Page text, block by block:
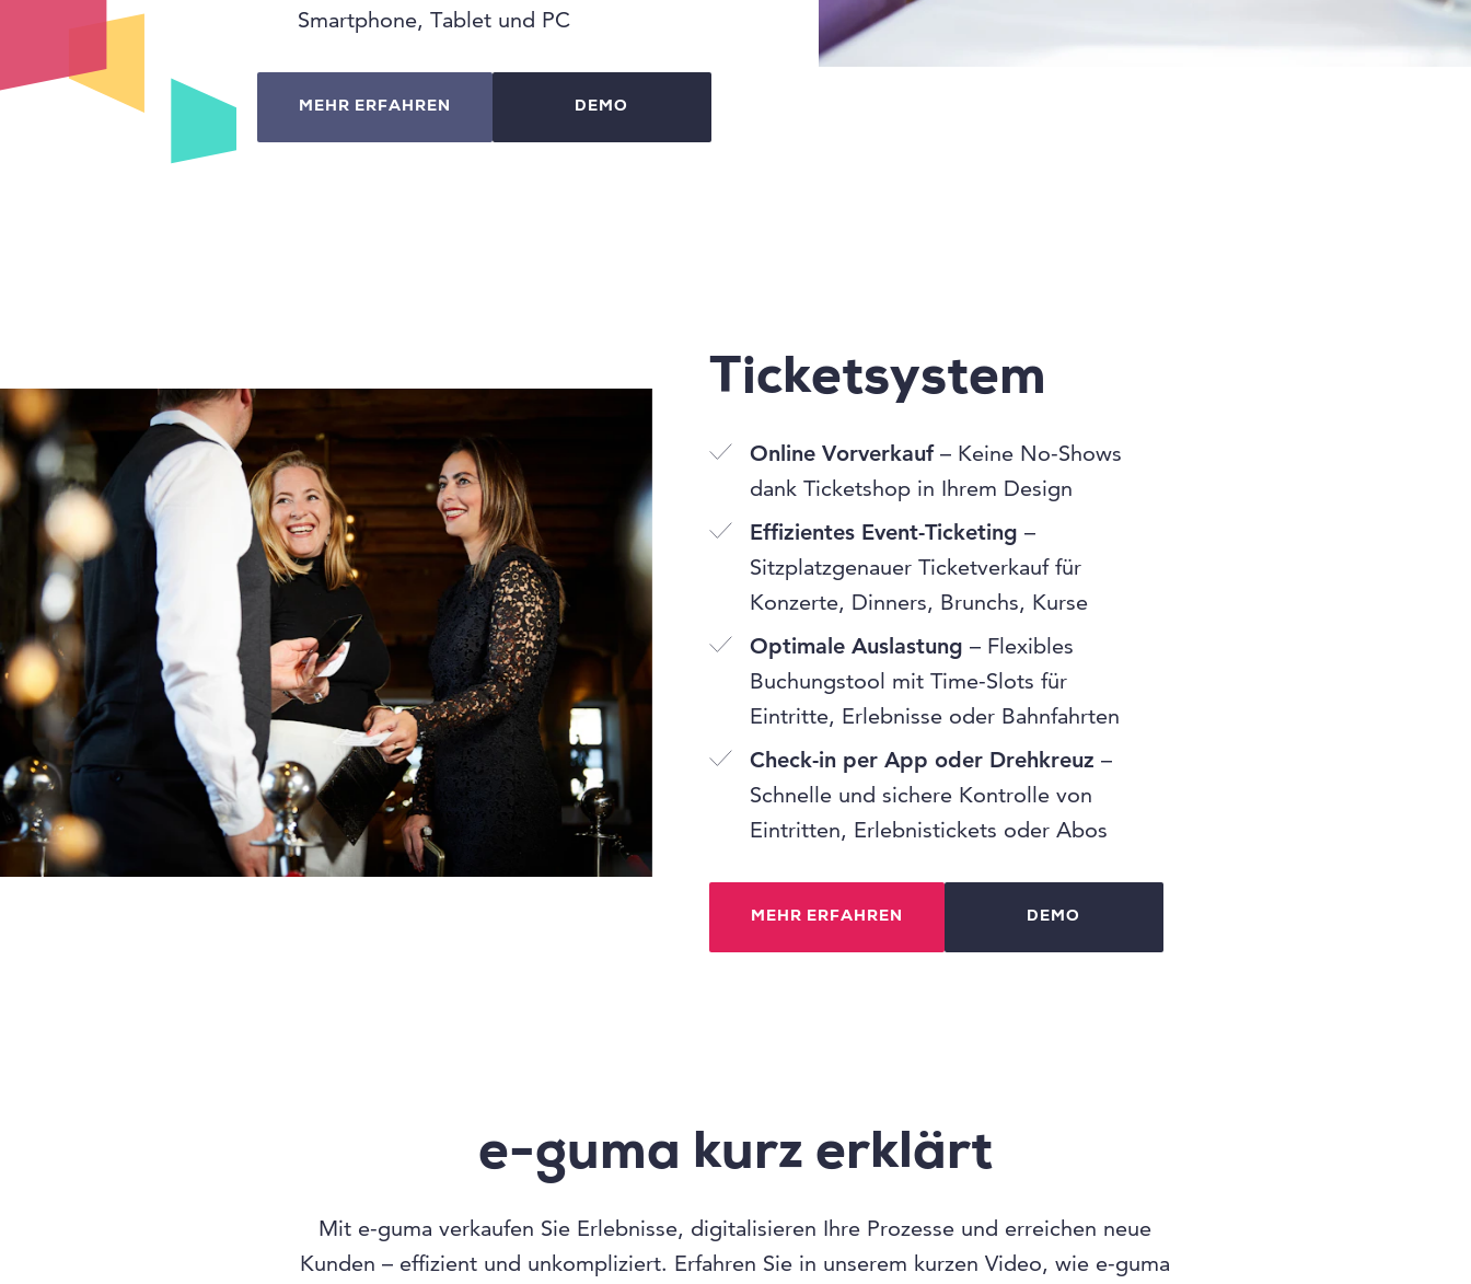
Smartphone, Tablet und PC
MEHR ERFAHREN DEMO
Ticketsystem
Online Vorverkauf– Keine No-Shows
dank Ticketshop in Ihrem Design
Effizientes Event-Ticketing –
Sitzplatzgenauer Ticketverkauf für
Konzerte, Dinners, Brunchs, Kurse
Optimale Auslastung – Flexibles
Buchungstool mit Time-Slots für
Eintritte, Erlebnisse oder Bahnfahrten
Check-in per App oder Drehkreuz –
Schnelle und sichere Kontrolle von
Eintritten, Erlebnistickets oder Abos
MEHR ERFAHREN DEMO
e-guma kurz erklärt
Mit e-guma verkaufen Sie Erlebnisse, digitalisieren Ihre Prozesse und erreichen neue
Kunden – effizient und unkompliziert. Erfahren Sie in unserem kurzen Video, wie e-guma